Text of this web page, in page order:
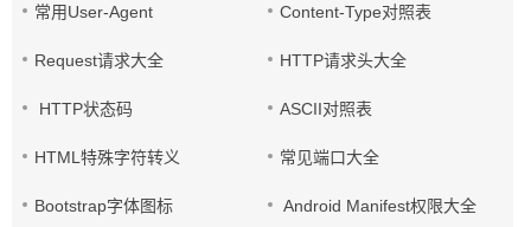
常用User-Agent Content-Type对照表
Request请求大全 HTTP请求头大全
HTTP状态码 ASCII对照表
HTML特殊字符转义 常见端口大全
Bootstrap字体图标 Android Manifest权限大全